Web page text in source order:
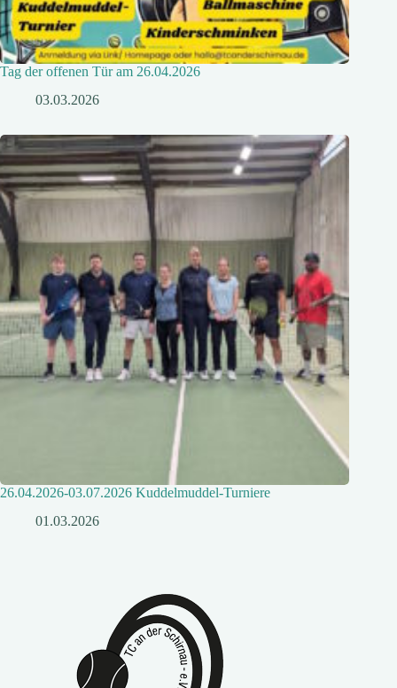
Tag der offenen Tür am 26.04.2026
03.03.2026
26.04.2026-03.07.2026 Kuddelmuddel-Turniere
01.03.2026